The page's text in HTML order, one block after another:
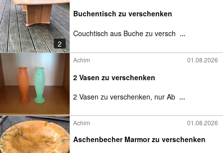
2
Buchentisch zu verschenken
Couchtisch aus Buche zu versch ...
Achim 01.08.2026
2 Vasen zu verschenken
2 Vasen zu verschenken, nur Ab ...
Achim 01.08.2026
Aschenbecher Marmor zu verschenken